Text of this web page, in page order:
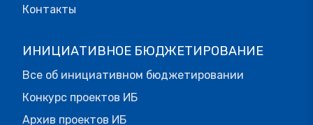
Контакты
ИНИЦИАТИВНОЕ БЮДЖЕТИРОВАНИЕ
Все об инициативном бюджетировании
Конкурс проектов ИБ
Архив проектов ИБ